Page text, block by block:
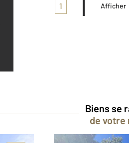
1 Afficher
Biens se
de votre